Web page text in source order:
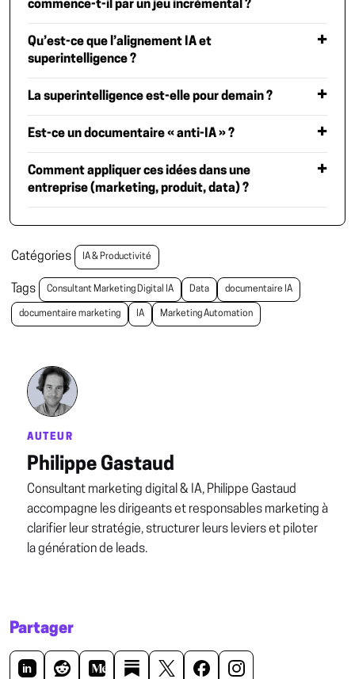
commence-t-il par un jeu incrémental ?
Qu’est-ce que l’alignement IA et
superintelligence ?
La superintelligence est-elle pour demain ?
Est-ce un documentaire « anti-IA » ?
Comment appliquer ces idées dans une
entreprise (marketing, produit, data) ?
Catégories IA & Productivité
Tags Consultant Marketing Digital IA Data documentaire IA
documentaire marketing IA Marketing Automation
AUTEUR
Philippe Gastaud
Consultant marketing digital & IA, Philippe Gastaud
accompagne les dirigeants et responsables marketing à
clarifier leur stratégie, structurer leurs leviers et piloter
la génération de leads.
Partager
in